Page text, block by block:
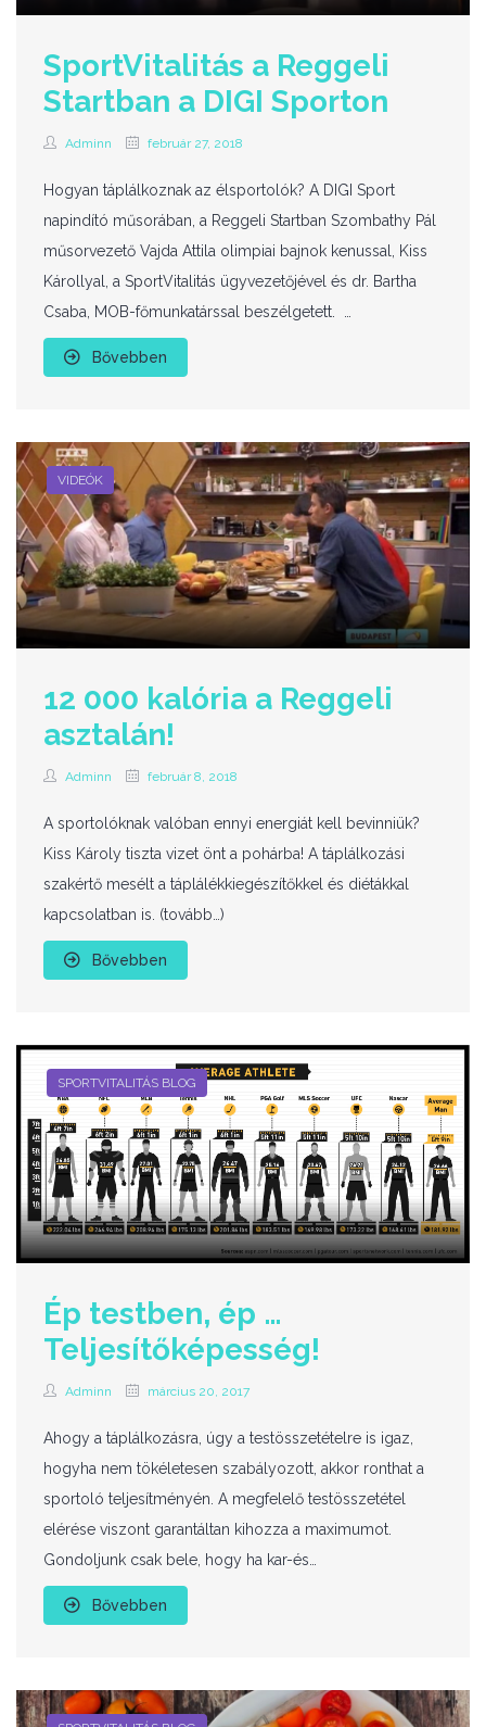
SportVitalitás a Reggeli
Startban a DIGI Sporton
Adminn február 27, 2018
Hogyan táplálkoznak az élsportolók? A DIGI Sport
napindító műsorában, a Reggeli Startban Szombathy Pál
műsorvezető Vajda Attila olimpiai bajnok kenussal, Kiss
Károllyal, a SportVitalitás ügyvezetőjével és dr. Bartha
Csaba, MOB-főmunkatárssal beszélgetett. …
Bővebben
VIDEÓK
12 000 kalória a Reggeli
asztalán!
Adminn február 8, 2018
A sportolóknak valóban ennyi energiát kell bevinniük?
Kiss Károly tiszta vizet önt a pohárba! A táplálkozási
szakértő mesélt a táplálékkiegészítőkkel és diétákkal
kapcsolatban is. (tovább…)
Bővebben
SPORTVITALITÁS BLOG
Ép testben, ép …
Teljesítőképesség!
Adminn március 20, 2017
Ahogy a táplálkozásra, úgy a testösszetételre is igaz,
hogyha nem tökéletesen szabályozott, akkor ronthat a
sportoló teljesítményén. A megfelelő testösszetétel
elérése viszont garantáltan kihozza a maximumot.
Gondoljunk csak bele, hogy ha kar-és…
Bővebben